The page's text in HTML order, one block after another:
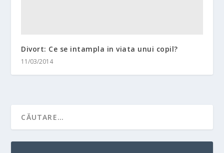
Divort: Ce se intampla in viata unui copil?
11/03/2014